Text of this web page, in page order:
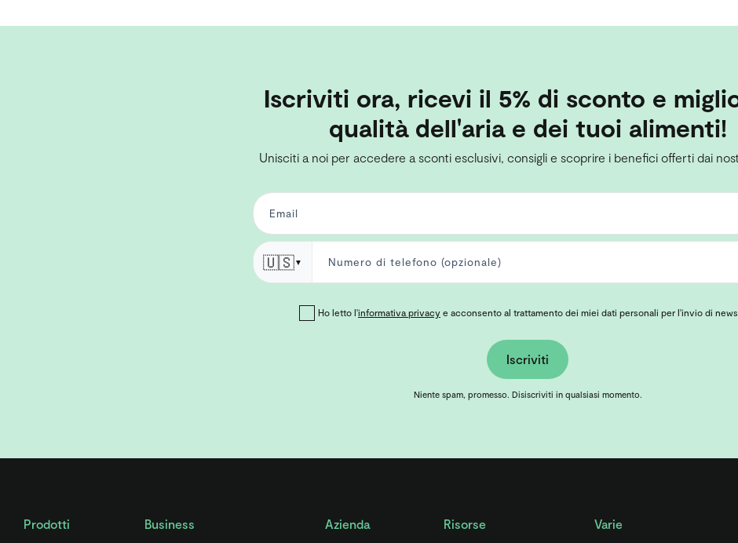
Iscriviti ora, ricevi il 5% di sconto e
qualità dell'aria e dei tuoi alimenti!
Unisciti a noi per accedere a sconti esclusivi, consigli e scoprire i benefici offerti dai
🇺🇸▼
Ho letto l'informativa privacy e acconsento al trattamento dei miei dati personali per l'invio di
Iscriviti
Niente spam, promesso. Disiscriviti in qualsiasi momento.
Prodotti Business Azienda Risorse Varie